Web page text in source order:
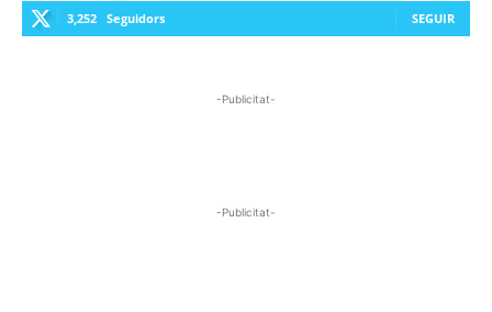
3,252 Seguidors SEGUIR
-Publicitat-
-Publicitat-